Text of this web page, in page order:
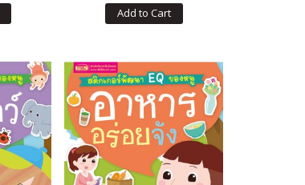
Add to Cart